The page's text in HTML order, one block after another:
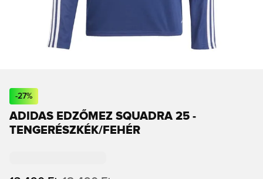
-27%
ADIDAS EDZŐMEZ SQUADRA 25 -
TENGERÉSZKÉK/FEHÉR